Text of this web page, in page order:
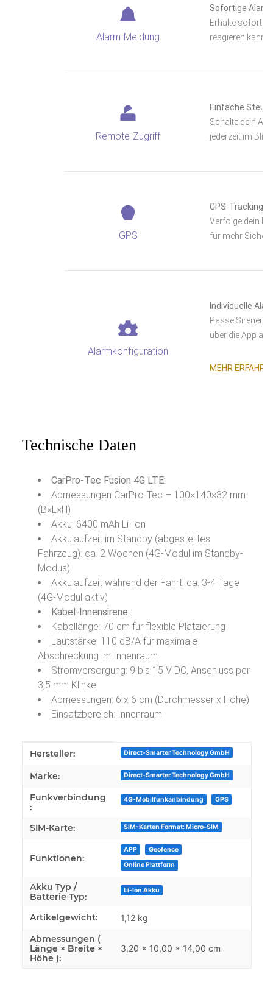
Alarm-Meldung
Sofortige
Erhalte sofort
reagieren
Remote-Zugriff
Einfache
Schalte dein
jederzeit im
GPS
GPS-Tracking
Verfolge dein
für mehr
Alarmkonfiguration
Individuelle
Passe
über die App an.
MEHR
Technische Daten
CarPro-Tec Fusion 4G LTE:
Abmessungen CarPro-Tec – 100×140×32 mm
(B×L×H)
Akku: 6400 mAh Li-Ion
Akkulaufzeit im Standby (abgestelltes
Fahrzeug): ca. 2 Wochen (4G-Modul im Standby-
Modus)
Akkulaufzeit während der Fahrt: ca. 3-4 Tage
(4G-Modul aktiv)
Kabel-Innensirene:
Kabellänge: 70 cm für flexible Platzierung
Lautstärke: 110 dB/A für maximale
Abschreckung im Innenraum
Stromversorgung: 9 bis 15 V DC, Anschluss per
3,5 mm Klinke
Abmessungen: 6 x 6 cm (Durchmesser x Höhe)
Einsatzbereich: Innenraum
Produkteigenschaft
Wert
Hersteller: Direct-Smarter Technology GmbH
Marke: Direct-Smarter Technology GmbH
Funkverbindung
:
4G-Mobilfunkanbindung GPS
SIM-Karte: SIM-Karten Format: Micro-SIM
Funktionen:
APP
Geofence
Online Plattform
Akku Typ /
Batterie Typ:
Li-Ion Akku
Artikelgewicht: 1,12 kg
Abmessungen (
Länge × Breite ×
Höhe ):
3,20 × 10,00 × 14,00 cm